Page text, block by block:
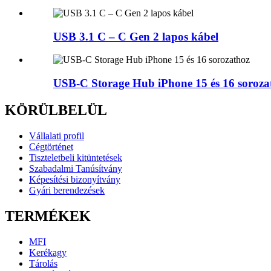
USB 3.1 C – C Gen 2 lapos kábel
USB-C Storage Hub iPhone 15 és 16
KÖRÜLBELÜL
Vállalati profil
Cégtörténet
Tiszteletbeli kitüntetések
Szabadalmi Tanúsítvány
Képesítési bizonyítvány
Gyári berendezések
TERMÉKEK
MFI
Kerékagy
Tárolás